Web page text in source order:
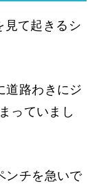
見て起きるシ
道路わきにジ
っていまし
ンチを急いで